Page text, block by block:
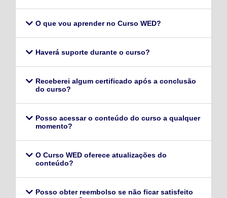
O que vou aprender no Curso WED?
Haverá suporte durante o curso?
Receberei algum certificado após a conclusão
do curso?
Posso acessar o conteúdo do curso a qualquer
momento?
O Curso WED oferece atualizações do
conteúdo?
Posso obter reembolso se não ficar satisfeito